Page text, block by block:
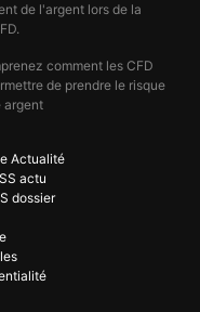
de l'argent lors de la
comment les CFD
de prendre le risque
argent
Actualité
actu
dossier